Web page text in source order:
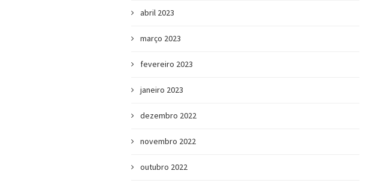
abril 2023
março 2023
fevereiro 2023
janeiro 2023
dezembro 2022
novembro 2022
outubro 2022